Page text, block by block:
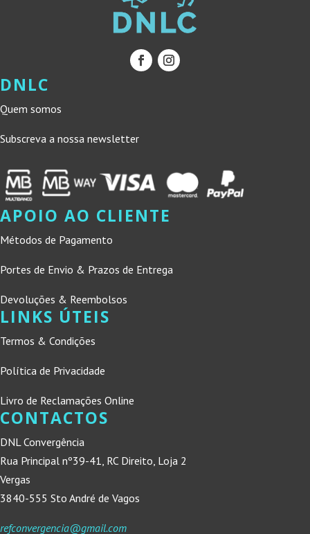
DNLC
Quem somos
Subscreva a nossa newsletter
APOIO AO CLIENTE
Métodos de Pagamento
Portes de Envio & Prazos de Entrega
Devoluções & Reembolsos
LINKS ÚTEIS
Termos & Condições
Política de Privacidade
Livro de Reclamações Online
CONTACTOS
DNL Convergência
Rua Principal nº39-41, RC Direito, Loja 2
Vergas
3840-555 Sto André de Vagos
refconvergencia@gmail.com